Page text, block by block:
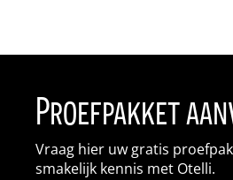
Proefpakket
Vraag hier uw gratis
smakelijk kennis met Otelli.